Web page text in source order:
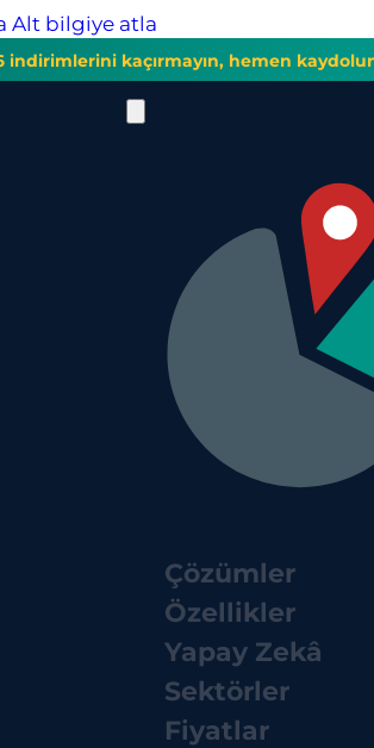
Alt bilgiye atla
indirimlerini kaçırmayın, hemen
Çözümler
Özellikler
Yapay Zekâ
Sektörler
Fiyatlar